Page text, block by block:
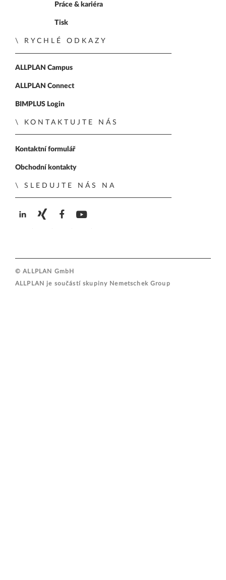
Práce & kariéra
Tisk
RYCHLÉ ODKAZY
ALLPLAN Campus
ALLPLAN Connect
BIMPLUS Login
KONTAKTUJTE NÁS
Kontaktní formulář
Obchodní kontakty
SLEDUJTE NÁS NA
© ALLPLAN GmbH
ALLPLAN je součástí skupiny Nemetschek Group